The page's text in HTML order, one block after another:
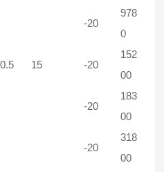
15
-20
978
0
-20
152
00
-20
183
00
-20
318
00